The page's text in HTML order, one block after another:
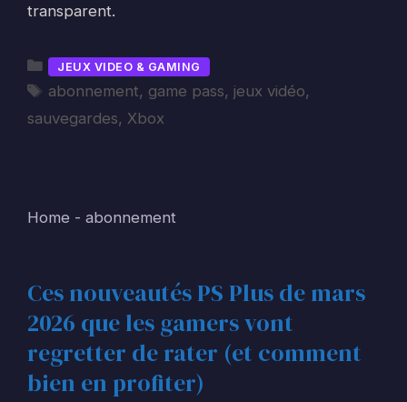
transparent.
Catégories
JEUX VIDEO & GAMING
Étiquettes
abonnement, game pass, jeux vidéo,
sauvegardes, Xbox
Home - abonnement
Ces nouveautés PS Plus de mars
2026 que les gamers vont
regretter de rater (et comment
bien en profiter)